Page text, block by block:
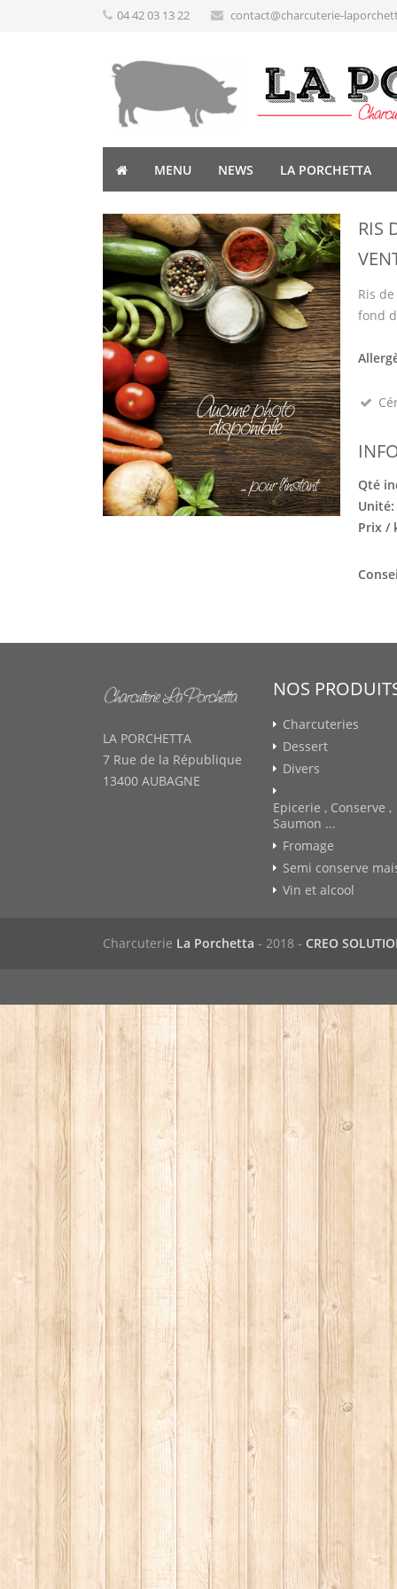
04 42 03 13 22 contact@charcuterie-
MENU NEWS LA PORCHETTA
RIS
Ris
fond
Qté
Unité:
Prix /
LA PORCHETTA
7 Rue de la République
13400 AUBAGNE
NOS
Charcuteries
Dessert
Divers
Epicerie , Conserve ,
Saumon ...
Fromage
Semi conserve
Vin et alcool
Charcuterie La Porchetta - 2018 - CREO